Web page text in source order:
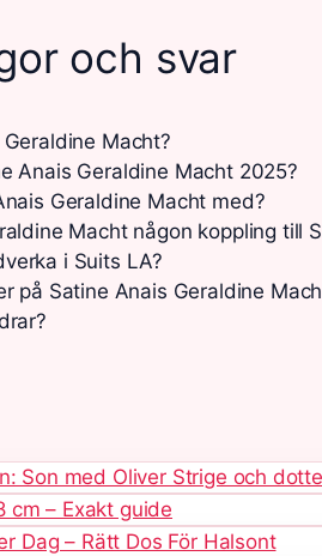
och svar
Macht?
Anais Geraldine Macht 2025?
Geraldine Macht med?
Macht någon koppling till
i Suits LA?
på Satine Anais Geraldine
Son med Oliver Strige och
cm – Exakt guide
Dag – Rätt Dos För Halsont